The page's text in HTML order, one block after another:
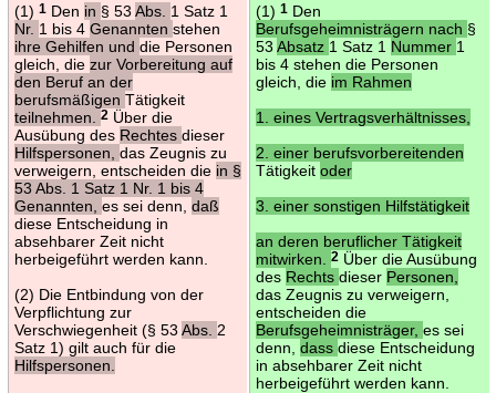
(1) 1Den in § 53 Abs. 1 Satz 1
Nr. 1 bis 4 Genannten stehen
ihre Gehilfen und die Personen
gleich, die zur Vorbereitung auf
den Beruf an der
berufsmäßigen Tätigkeit
teilnehmen.
2Über die
Ausübung des Rechtes dieser
Hilfspersonen, das Zeugnis zu
verweigern, entscheiden die in §
53 Abs. 1 Satz 1 Nr. 1 bis 4
Genannten, es sei denn, daß
diese Entscheidung in
absehbarer Zeit nicht
herbeigeführt werden kann.
(2) Die Entbindung von der
Verpflichtung zur
Verschwiegenheit (§ 53 Abs. 2
Satz 1) gilt auch für die
Hilfspersonen.
(1) 1Den
Berufsgeheimnisträgern nach §
53 Absatz 1 Satz 1 Nummer 1
bis 4 stehen die Personen
gleich, die im Rahmen
1. eines Vertragsverhältnisses,
2. einer berufsvorbereitenden
Tätigkeit oder
3. einer sonstigen Hilfstätigkeit
an deren beruflicher Tätigkeit
mitwirken.
2Über die Ausübung
des Rechts dieser Personen,
das Zeugnis zu verweigern,
entscheiden die
Berufsgeheimnisträger, es sei
denn, dass diese Entscheidung
in absehbarer Zeit nicht
herbeigeführt werden kann.